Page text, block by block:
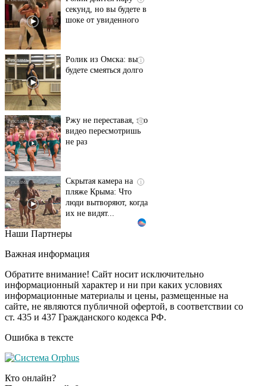
секунд, но вы будете в
шоке от увиденного
i
Ролик из Омска: вы
будете смеяться долго
i
Ржу не переставая, это
видео пересмотришь
не раз
i
Скрытая камера на
пляже Крыма: Что
люди вытворяют, когда
их не видят...
Ролик длится
смеяться вы будете
i
Королева вагона
отожгла! Видео не
оставит равнодушным
Экс-бойфренд дочери
Наши Партнеры
Важная информация
Обратите внимание! Сайт носит исключительно
информационный характер и ни при каких условиях
информационные материалы и цены, размещенные на
сайте, не являются публичной офертой, в соответствии со
ст. 435 и 437 Гражданского кодекса РФ.
Ошибка в тексте
Кто онлайн?